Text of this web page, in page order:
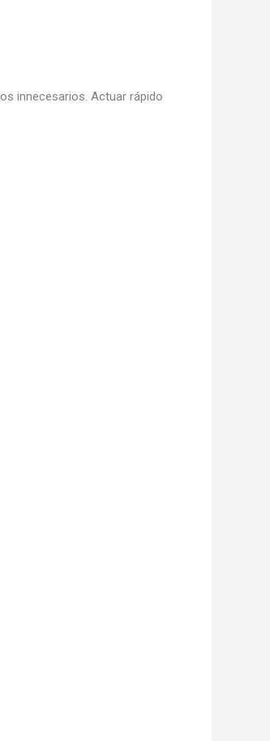
innecesarios. Actuar rápido